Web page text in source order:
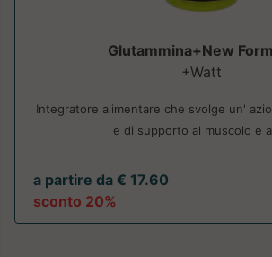
Glutammina+New
+Watt
Integratore alimentare che svolge un'
e di supporto al muscolo e
a partire da € 17.60
sconto 20%